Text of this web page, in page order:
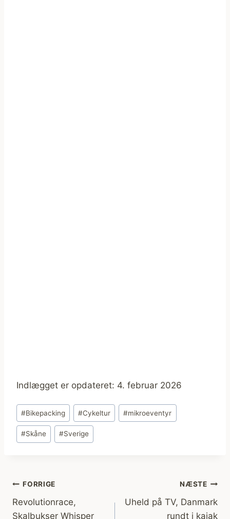
Indlægget er opdateret: 4. februar 2026
Indlæg-
tags:
#Bikepacking #Cykeltur #mikroeventyr
#Skåne #Sverige
Indlægsnavigation
FORRIGE
Revolutionrace,
Skalbukser Whisper
NÆSTE
Uheld på TV, Danmark
rundt i kajak